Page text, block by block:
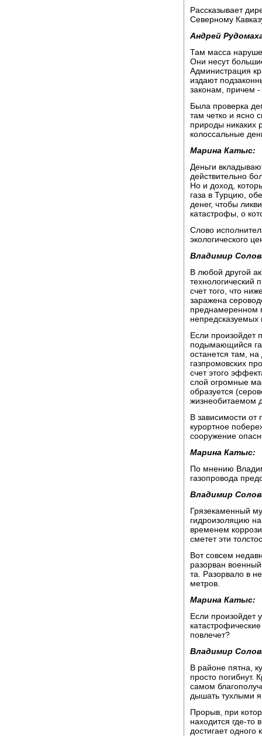
Рассказывает
Северному
Андрей
Там масса
Они несут
Администрация
издают
законам, причем -
Была проверка
там четко и ясно
природы никаких
колоссальные
Марина Катыс:
Деньги
действительно
Но и доход,
газа в Турцию,
денег, чтобы
катастрофы, о
Слово
экологического
Владимир
В любой другой
технологический
счет того, что
заражена
преднамеренном
Если произойдет
подымающийся
останется там,
газпромовских
счет этого
слой огромные
образуется
жизнеобитаемом
В зависимости от
курортное
сооружение
Марина Катыс:
По мнению
газопровода
Владимир
Грязекаменный
гидроизоляцию
временем
сметет эти
Вот совсем
разорван
та. Разорвало в
метров.
Марина Катыс:
Если произойдет
повлечет?
Владимир
В районе пятна,
просто погибнут.
самом
дышать тухлыми
Прорыв, при
находится где-то
достигает одного